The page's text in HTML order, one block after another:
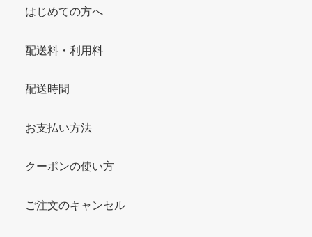
はじめての方へ
配送料・利用料
配送時間
お支払い方法
クーポンの使い方
ご注文のキャンセル